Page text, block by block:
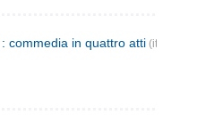
commedia in quattro atti (italiensk)